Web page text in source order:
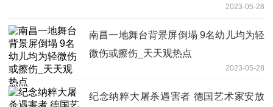
2023-05-28
南昌一地舞台背景屏倒塌 9名幼儿均为轻
微伤或擦伤_天天观热点
2023-05-28
纪念纳粹大屠杀遇害者 德国艺术家安放